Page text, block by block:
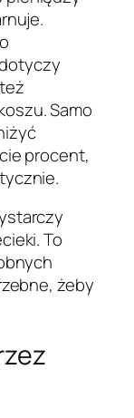
Samo
procent,
To
żeby